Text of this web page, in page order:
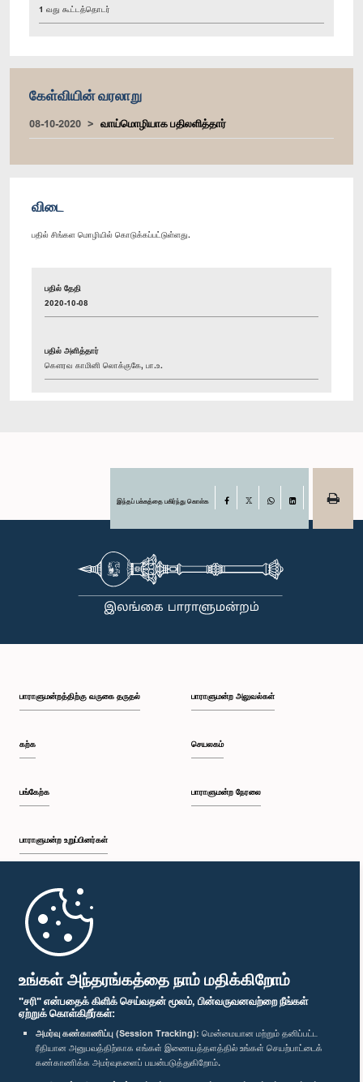
உங்கள் அந்தரங்கத்தை நாம் மதிக்கிறோம்
"சரி" என்பதைக் கிளிக் செய்வதன் மூலம், பின்வருவனவற்றை நீங்கள்
ஏற்றுக் கொள்கிறீர்கள்:
அமர்வு கண்காணிப்பு (Session Tracking): மென்மையான மற்றும் தனிப்பட்ட
ரீதியான அனுபவத்திற்காக எங்கள் இணையத்தளத்தில் உங்கள் செயற்பாட்டைக்
கண்காணிக்க அமர்வுகளைப் பயன்படுத்துகிறோம்.
1 வது கூட்டத்தொடர்
கேள்வியின் வரலாறு
08-10-2020 வாய்மொழியாக பதிலளித்தார்
விடை
பதில் சிங்கள மொழியில் கொடுக்கப்பட்டுள்ளது.
பதில் தேதி
2020-10-08
பதில் அளித்தார்
கௌரவ காமினி லொக்குகே, பா.உ.
இந்தப் பக்கத்தை பகிர்ந்து கொள்க Facebook
பாராளுமன்றத்திற்கு வருகை தருதல்
கற்க
பங்கேற்க
பாராளுமன்ற உறுப்பினர்கள்
முதற்பக்கம்
பாராளுமன்ற அலுவல்கள்
செயலகம்
பாராளுமன்ற நேரலை
பாராளுமன்ற கையடக்க செயலி
எம்மை பின்தொடர்க :